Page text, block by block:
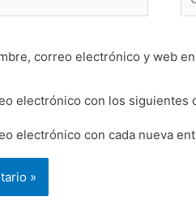
correo electrónico y web
electrónico con los siguientes
electrónico con cada nueva